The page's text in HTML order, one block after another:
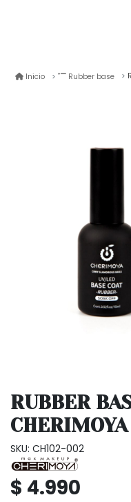
Inicio Rubber base
RUBBER
SKU: CH102-002
$ 4.990